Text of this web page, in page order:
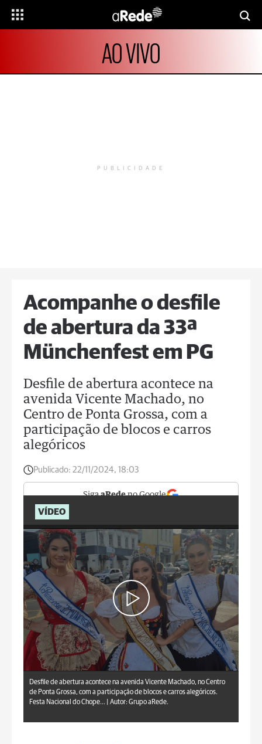
AO VIVO
PUBLICIDADE
Acompanhe o desfile
de abertura da 33ª
Münchenfest em PG
Desfile de abertura acontece na
avenida Vicente Machado, no
Centro de Ponta Grossa, com a
participação de blocos e carros
alegóricos
Publicado: 22/11/2024, 18:03
SigaaRedeno Google
VÍDEO
Desfile de abertura acontece na avenida Vicente Machado, no Centro
de Ponta Grossa, com a participação de blocos e carros alegóricos.
Festa Nacional do Chope... |
Autor: Grupo aRede.